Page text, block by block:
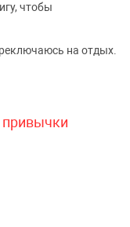
чтобы
на отдых.
привычки